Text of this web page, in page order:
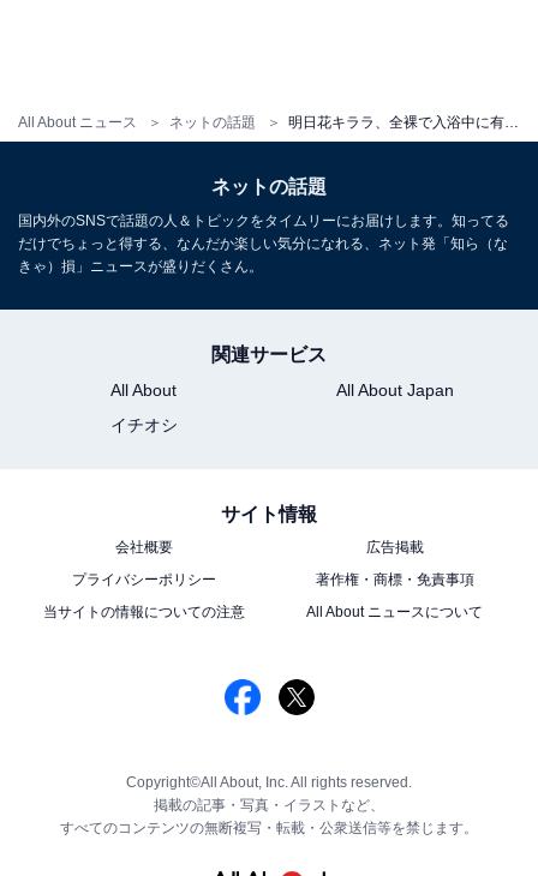
All About ニュース ネットの話題
ネットの話題
国内外のSNSで話題の人＆トピックをタイムリーにお届けします。知ってる
だけでちょっと得する、なんだか楽しい気分になれる、ネット発「知ら（な
きゃ）損」ニュースが盛りだくさん。
関連サービス
All About
All About Japan
イチオシ
サイト情報
会社概要
広告掲載
プライバシーポリシー
著作権・商標・免責事項
当サイトの情報についての注意
All About ニュースについて
Copyright©All About, Inc. All rights reserved.
掲載の記事・写真・イラストなど、
すべてのコンテンツの無断複写・転載・公衆送信等を禁じます。